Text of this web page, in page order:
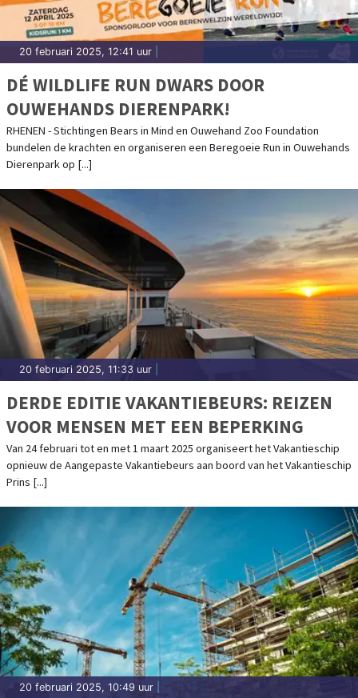
20 februari 2025, 12:41 uur
DÉ WILDLIFE RUN DWARS DOOR
OUWEHANDS DIERENPARK!
RHENEN - Stichtingen Bears in Mind en Ouwehand Zoo Foundation
bundelen de krachten en organiseren een Beregoeie Run in Ouwehands
Dierenpark op [...]
20 februari 2025, 11:33 uur
DERDE EDITIE VAKANTIEBEURS: REIZEN
VOOR MENSEN MET EEN BEPERKING
Van 24 februari tot en met 1 maart 2025 organiseert het Vakantieschip
opnieuw de Aangepaste Vakantiebeurs aan boord van het Vakantieschip
Prins [...]
20 februari 2025, 10:49 uur